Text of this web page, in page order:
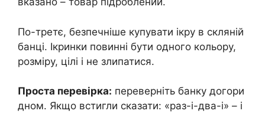
По-третє, безпечніше купувати ікру в скляній
банці. Ікринки повинні бути одного кольору,
розміру, цілі і не злипатися.
Проста перевірка: переверніть банку догори
дном. Якщо встигли сказати: «раз-і-два-і» – і